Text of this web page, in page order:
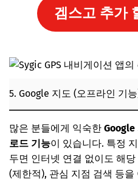
겜스고 추가
5. Google 지도 (오프라인 기
많은 분들에게 익숙한 Google
로드 기능이 있습니다. 특정
두면 인터넷 연결 없이도 해
(제한적), 관심 지점 검색 등